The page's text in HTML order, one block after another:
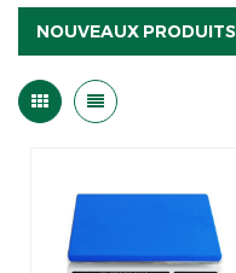
NOUVEAUX PRODUITS